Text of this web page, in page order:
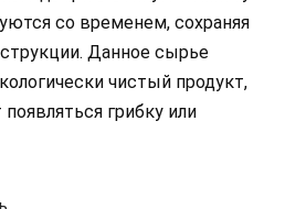
со временем, сохраняя
Данное сырье
чистый продукт,
грибку или